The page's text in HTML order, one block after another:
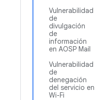
Vulnerabilidad
de
divulgación
de
información
en AOSP Mail
Vulnerabilidad
de
denegación
del servicio en
Wi-Fi